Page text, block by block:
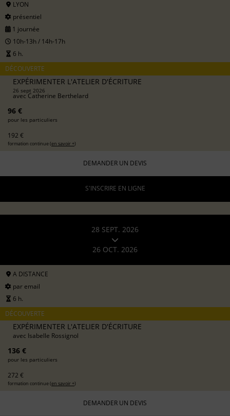
LYON
présentiel
1 journée
10h-13h / 14h-17h
6 h.
DÉCOUVERTE
EXPÉRIMENTER L'ATELIER D'ÉCRITURE
26 sept 2026
avecCatherine Berthelard
96 €
pour les particuliers
192 €
formation continue (en savoir +)
DEMANDER UN DEVIS
S'INSCRIRE EN LIGNE
28 SEPT. 2026
26 OCT. 2026
A DISTANCE
par email
6 h.
DÉCOUVERTE
EXPÉRIMENTER L'ATELIER D'ÉCRITURE
avec Isabelle Rossignol
136 €
pour les particuliers
272 €
formation continue (en savoir +)
DEMANDER UN DEVIS